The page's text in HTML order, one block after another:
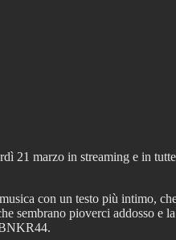
marzo in streaming e in
con un testo più intimo,
sembrano pioverci addosso